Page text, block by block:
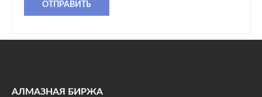
ОТПРАВИТЬ
АЛМАЗНАЯ БИРЖА